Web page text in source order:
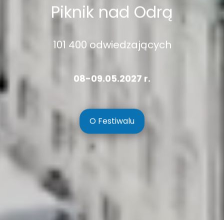
Piknik nad Odrą
36. edycja
08-09.05.2027 r.
O Festiwalu